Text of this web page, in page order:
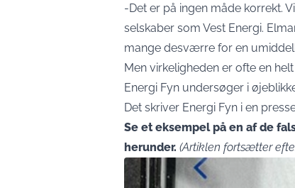
-Det er på ingen måde korrekt.
selskaber som Vest Energi.
mange desværre for en
Men virkeligheden er ofte en
Energi Fyn undersøger i
Det skriver Energi Fyn i en
Se et eksempel på en af de
herunder. (Artiklen fortsætter